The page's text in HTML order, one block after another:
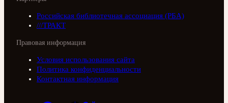
Российская библиотечная ассоциация (РБА)
///ТРАКТ
Правовая информация
Условия использования сайта
Политика конфиденциальности
Контактная информация